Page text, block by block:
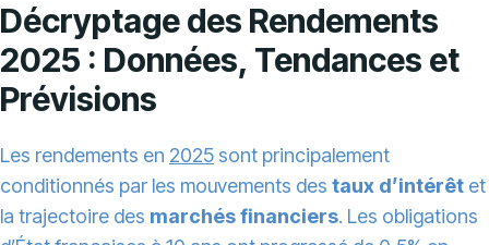
Décryptage des Rendements
2025 : Données, Tendances et
Prévisions
Les rendements en 2025 sont principalement
conditionnés par les mouvements des taux d’intérêt et
la trajectoire des marchés financiers. Les obligations